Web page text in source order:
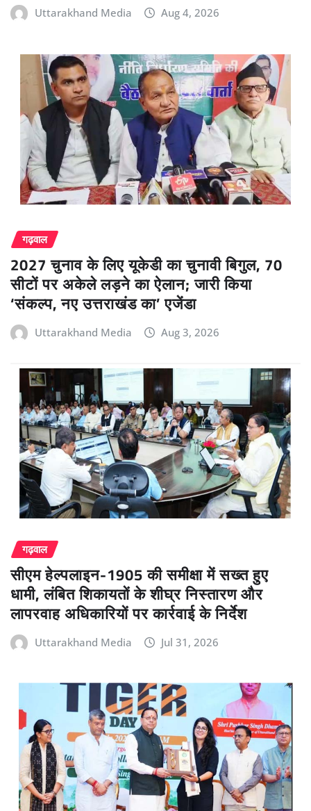
Uttarakhand Media Aug 4, 2026
गढ़वाल
2027 चुनाव के लिए यूकेडी का चुनावी बिगुल, 70
सीटों पर अकेले लड़ने का ऐलान; जारी किया
‘संकल्प, नए उत्तराखंड का’ एजेंडा
Uttarakhand Media Aug 3, 2026
गढ़वाल
सीएम हेल्पलाइन-1905 की समीक्षा में सख्त हुए
धामी, लंबित शिकायतों के शीघ्र निस्तारण और
लापरवाह अधिकारियों पर कार्रवाई के निर्देश
Uttarakhand Media Jul 31, 2026